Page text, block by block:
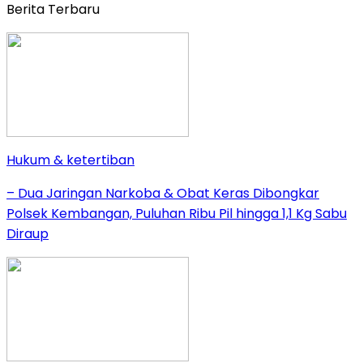
Berita Terbaru
Hukum & ketertiban
– Dua Jaringan Narkoba & Obat Keras Dibongkar
Polsek Kembangan, Puluhan Ribu Pil hingga 1,1 Kg Sabu
Diraup